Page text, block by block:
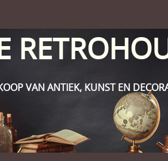
VAN ANTIEK, KUNST EN